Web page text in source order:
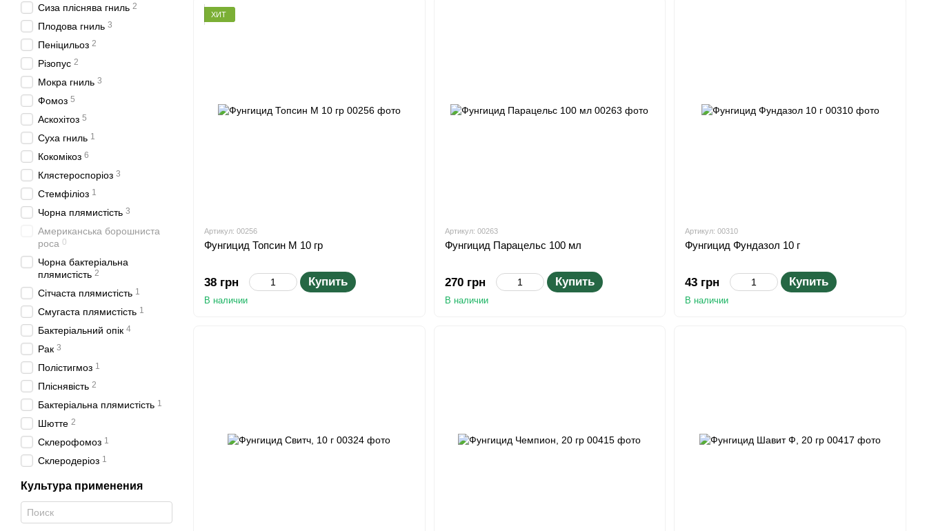
ХИТ
Артикул: 00256
Фунгицид Топсин М 10 гр
38 грн Купить
В наличии
Артикул: 00263
Фунгицид Парацельс 100 мл
270 грн Купить
В наличии
Артикул: 00310
Фунгицид Фундазол 10 г
43 грн Купить
В наличии
Сиза пліснява гниль 2
Плодова гниль 3
Пеніцильоз 2
Різопус 2
Мокра гниль 3
Фомоз 5
Аскохітоз 5
Суха гниль 1
Кокомікоз 6
Клястероспоріоз 3
Стемфіліоз 1
Чорна плямистість 3
Американська борошниста
роса 0
Чорна бактеріальна
плямистість 2
Сітчаста плямистість 1
Смугаста плямистість 1
Бактеріальний опік 4
Рак 3
Полістигмоз 1
Пліснявість 2
Бактеріальна плямистість 1
Шютте 2
Склерофомоз 1
Склеродеріоз 1
Культура применения